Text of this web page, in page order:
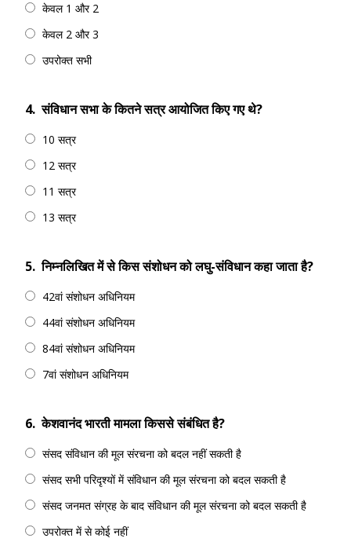
केवल 1 और 2
केवल 2 और 3
उपरोक्त सभी
4. संविधान सभा के कितने सत्र आयोजित किए गए थे?
10 सत्र
12 सत्र
11 सत्र
13 सत्र
5. निम्नलिखित में से किस संशोधन को लघु-संविधान कहा जाता है?
42वां संशोधन अधिनियम
44वां संशोधन अधिनियम
84वां संशोधन अधिनियम
7वां संशोधन अधिनियम
6. केशवानंद भारती मामला किससे संबंधित है?
संसद संविधान की मूल संरचना को बदल नहीं सकती है
संसद सभी परिदृश्यों में संविधान की मूल संरचना को बदल सकती है
संसद जनमत संग्रह के बाद संविधान की मूल संरचना को बदल सकती है
उपरोक्त में से कोई नहीं